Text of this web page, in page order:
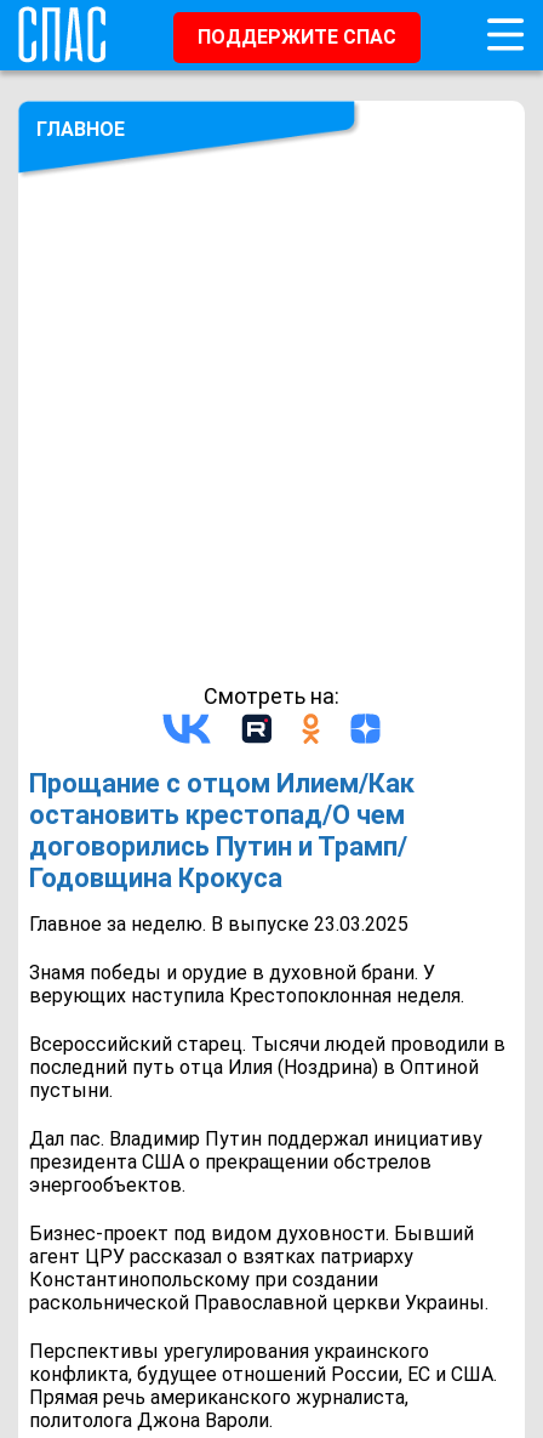
ПОДДЕРЖИТЕ СПАС
ГЛАВНОЕ
Смотреть на:
Прощание с отцом Илием/Как
остановить крестопад/О чем
договорились Путин и Трамп/
Годовщина Крокуса
Главное за неделю. В выпуске 23.03.2025
Знамя победы и орудие в духовной брани. У
верующих наступила Крестопоклонная неделя.
Всероссийский старец. Тысячи людей проводили в
последний путь отца Илия (Ноздрина) в Оптиной
пустыни.
Дал пас. Владимир Путин поддержал инициативу
президента США о прекращении обстрелов
энергообъектов.
Бизнес-проект под видом духовности. Бывший
агент ЦРУ рассказал о взятках патриарху
Константинопольскому при создании
раскольнической Православной церкви Украины.
Перспективы урегулирования украинского
конфликта, будущее отношений России, ЕС и США.
Прямая речь американского журналиста,
политолога Джона Вароли.